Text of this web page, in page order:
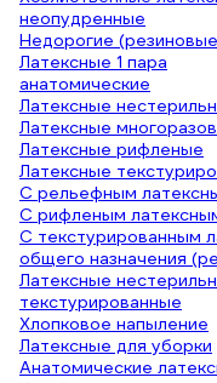
неопудренные
Недорогие
Латексные 1 пара
анатомические
Латексные
Латексные
Латексные рифленые
Латексные
С рельефным
С рифленым
С текстурированным
общего назначения
Латексные
текстурированные
Хлопковое напыление
Латексные для уборки
Анатомические